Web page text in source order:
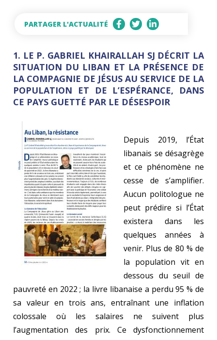
PARTAGER L'ACTUALITÉ
1. LE P. GABRIEL KHAIRALLAH SJ DÉCRIT LA
SITUATION DU LIBAN ET LA PRÉSENCE DE
LA COMPAGNIE DE JÉSUS AU SERVICE DE LA
POPULATION ET DE L’ESPÉRANCE, DANS
CE PAYS GUETTÉ PAR LE DÉSESPOIR
Depuis 2019, l’État
libanais se désagrège
et ce phénomène ne
cesse de s’amplifier.
Aucun politologue ne
peut prédire si l’État
existera dans les
quelques années à
venir. Plus de 80 % de
la population vit en
dessous du seuil de
pauvreté en 2022 ; la livre libanaise a perdu 95 % de
sa valeur en trois ans, entraînant une inflation
colossale où les salaires ne suivent plus
l’augmentation des prix. Ce dysfonctionnement